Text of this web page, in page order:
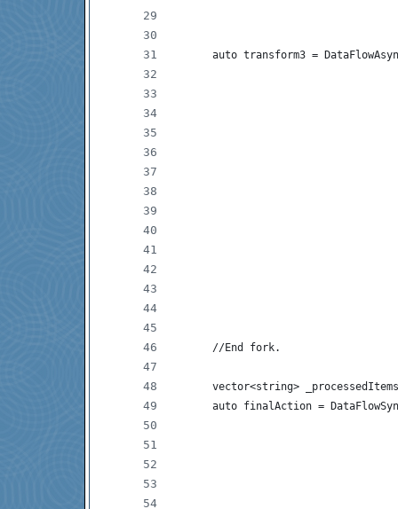
auto transform3 =
      //End fork.
vector<string>
auto finalAction =